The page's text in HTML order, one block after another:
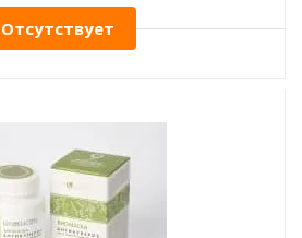
Отсутствует